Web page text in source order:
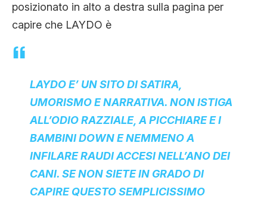
posizionato in alto a destra sulla pagina per
capire che LAYDO è
LAYDO E’ UN SITO DI SATIRA,
UMORISMO E NARRATIVA. NON ISTIGA
ALL’ODIO RAZZIALE, A PICCHIARE E I
BAMBINI DOWN E NEMMENO A
INFILARE RAUDI ACCESI NELL’ANO DEI
CANI. SE NON SIETE IN GRADO DI
CAPIRE QUESTO SEMPLICISSIMO